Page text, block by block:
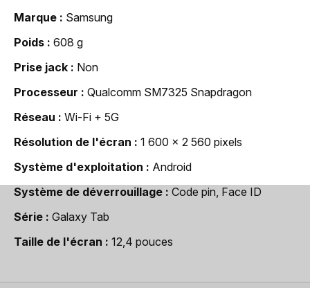
Marque
Samsung
Poids
608 g
Prise jack
Non
Processeur
Qualcomm SM7325 Snapdragon
Réseau
Wi-Fi + 5G
Résolution de l'écran
1 600 x 2 560 pixels
Système d'exploitation
Android
Système de déverrouillage
Code pin, Face ID
Série
Galaxy Tab
Taille de l'écran
12,4 pouces